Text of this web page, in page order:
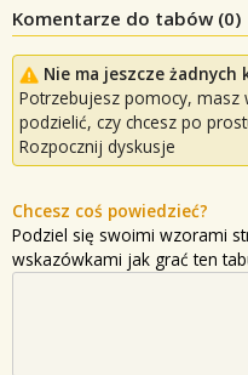
Komentarze do tabów (0)
Nie ma jeszcze żadnych
Potrzebujesz pomocy, masz
podzielić, czy chcesz po
Rozpocznij dyskusje
Chcesz coś powiedzieć?
Podziel się swoimi wzorami
wskazówkami jak grać ten